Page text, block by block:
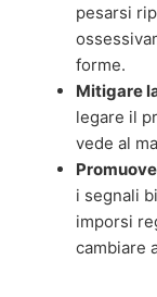
pesarsi
forme.
Mitigare
legare il
vede al
i segnali
imporsi
cambiare